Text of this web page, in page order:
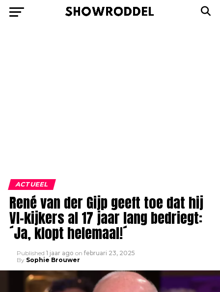
ACTUEEL
René van der Gijp geeft toe dat hij
VI-kijkers al 17 jaar lang bedriegt:
´Ja, klopt helemaal!´
Published 1 jaar ago on februari 23, 2025
By Sophie Brouwer